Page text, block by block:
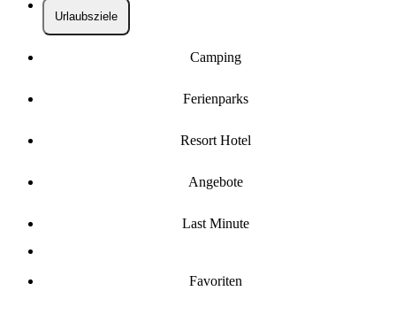
Urlaubsziele
Camping
Ferienparks
Resort Hotel
Angebote
Last Minute
Favoriten